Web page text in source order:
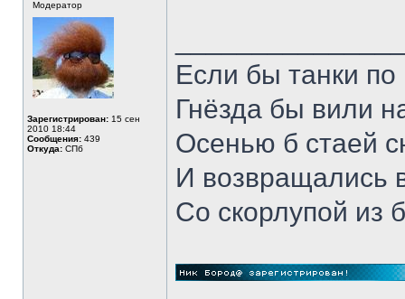
Модератор
Зарегистрирован: 15 сен
2010 18:44
Сообщения: 439
Откуда: СПб
Если бы танки по
Гнёзда бы вили
Осенью б стаей
И возвращались
Со скорлупой из